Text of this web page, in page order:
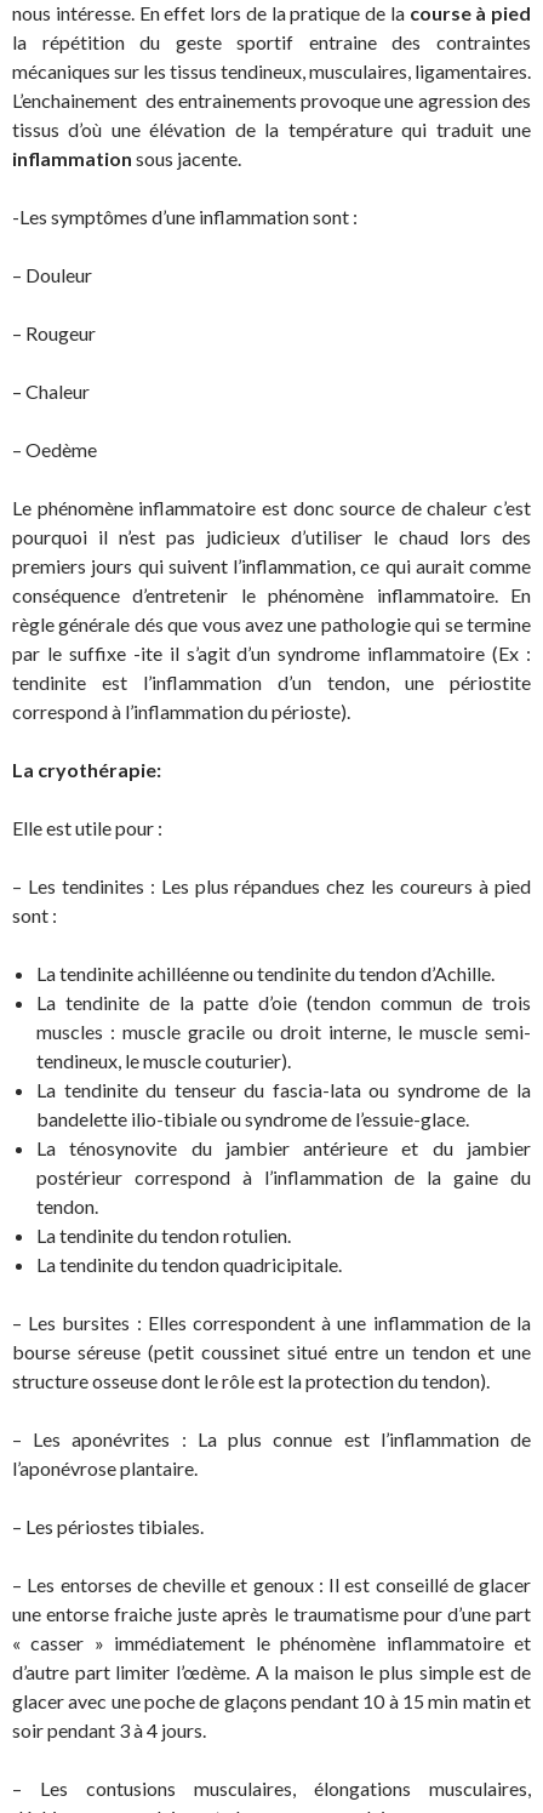
nous intéresse. En effet lors de la pratique de la course à pied
la répétition du geste sportif entraine des contraintes
mécaniques sur les tissus tendineux, musculaires, ligamentaires.
L’enchainement des entrainements provoque une agression des
tissus d’où une élévation de la température qui traduit une
inflammation sous jacente.
-Les symptômes d’une inflammation sont :
– Douleur
– Rougeur
– Chaleur
– Oedème
Le phénomène inflammatoire est donc source de chaleur c’est
pourquoi il n’est pas judicieux d’utiliser le chaud lors des
premiers jours qui suivent l’inflammation, ce qui aurait comme
conséquence d’entretenir le phénomène inflammatoire. En
règle générale dés que vous avez une pathologie qui se termine
par le suffixe -ite il s’agit d’un syndrome inflammatoire (Ex :
tendinite est l’inflammation d’un tendon, une périostite
correspond à l’inflammation du périoste).
La cryothérapie:
Elle est utile pour :
– Les tendinites : Les plus répandues chez les coureurs à pied
sont :
La tendinite achilléenne ou tendinite du tendon d’Achille.
La tendinite de la patte d’oie (tendon commun de trois
muscles : muscle gracile ou droit interne, le muscle semi-
tendineux, le muscle couturier).
La tendinite du tenseur du fascia-lata ou syndrome de la
bandelette ilio-tibiale ou syndrome de l’essuie-glace.
La ténosynovite du jambier antérieure et du jambier
postérieur correspond à l’inflammation de la gaine du
tendon.
La tendinite du tendon rotulien.
La tendinite du tendon quadricipitale.
– Les bursites : Elles correspondent à une inflammation de la
bourse séreuse (petit coussinet situé entre un tendon et une
structure osseuse dont le rôle est la protection du tendon).
– Les aponévrites : La plus connue est l’inflammation de
l’aponévrose plantaire.
– Les périostes tibiales.
– Les entorses de cheville et genoux : Il est conseillé de glacer
une entorse fraiche juste après le traumatisme pour d’une part
« casser » immédiatement le phénomène inflammatoire et
d’autre part limiter l’œdème. A la maison le plus simple est de
glacer avec une poche de glaçons pendant 10 à 15 min matin et
soir pendant 3 à 4 jours.
– Les contusions musculaires, élongations musculaires,